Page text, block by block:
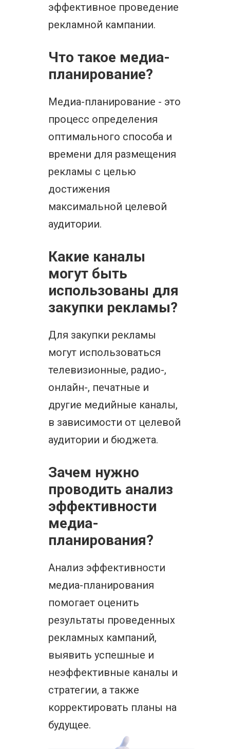
эффективное проведение
рекламной кампании.
Что такое медиа-
планирование?
Медиа-планирование - это
процесс определения
оптимального способа и
времени для размещения
рекламы с целью
достижения
максимальной целевой
аудитории.
Какие каналы
могут быть
использованы для
закупки рекламы?
Для закупки рекламы
могут использоваться
телевизионные, радио-,
онлайн-, печатные и
другие медийные каналы,
в зависимости от целевой
аудитории и бюджета.
Зачем нужно
проводить анализ
эффективности
медиа-
планирования?
Анализ эффективности
медиа-планирования
помогает оценить
результаты проведенных
рекламных кампаний,
выявить успешные и
неэффективные каналы и
стратегии, а также
корректировать планы на
будущее.